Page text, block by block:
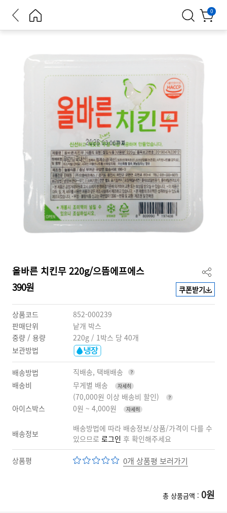
기
장바구
니
0
올바른 치킨무 220g/으뜸에프에스
390원
쿠폰받기
상품코드
852-000239
판매단위
낱개 박스
중량 / 용량
220g / 1박스 당 40개
보관방법
배송방법
직배송, 택배배송
배송비
무게별 배송 자세히
(70,000원 이상 배송비 할인)
아이스박스
0원 ~ 4,000원 자세히
배송정보
배송방법에 따라 배송정보/상품/가격이 다를 수
있으므로 로그인 후 확인해주세요
상품평 0개 상품평 보러가기
총 상품금액 : 0원